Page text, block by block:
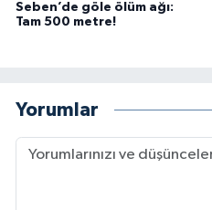
Seben’de göle ölüm ağı:
Tam 500 metre!
Yorumlar